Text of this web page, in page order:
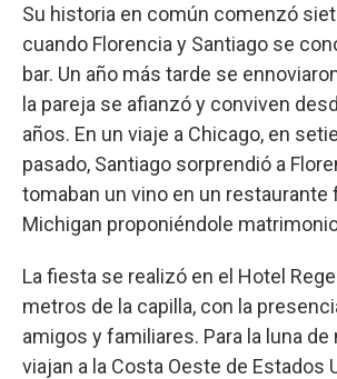
Su historia en común comenzó
cuando Florencia y Santiago se
bar. Un año más tarde se
la pareja se afianzó y conviven
años. En un viaje a Chicago, en
pasado, Santiago sorprendió a
tomaban un vino en un restaurante
Michigan proponiéndole
La fiesta se realizó en el Hotel
metros de la capilla, con la
amigos y familiares. Para la luna
viajan a la Costa Oeste de Estados